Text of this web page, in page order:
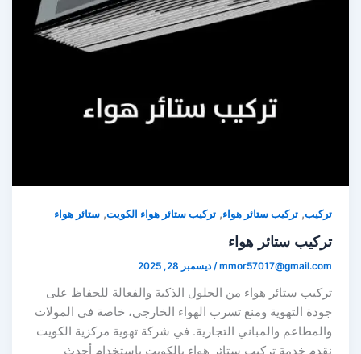
,تركيب ستائر هواء, تركيب ستائر هواء الكويت,ستائر هواء
ستائر هواء
/ديسمبر 28, 2025
ستائر هواء من الحلول الذكية والفعالة للحفاظ على
التهوية ومنع تسرب الهواء الخارجي، خاصة في المولات
والمباني التجارية. في شركة تهوية مركزية الكويت
خدمة تركيب ستائر هواء بالكويت باستخدام أحدث